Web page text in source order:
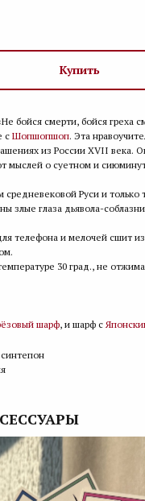
Купить
бойся смерти, бойся греха
с Шопшопшоп. Эта
из России XVII века.
мыслей о суетном и
Руси и только
злые глаза дьявола-
телефона и мелочей сшит из
30 град., не
шарф, и шарф с